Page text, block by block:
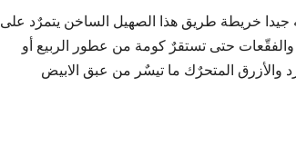
جيدا خريطة طريق هذا الصهيل الساخن يتمرٌد على
والفقّعات حتى تستقرٌ كومة من عطور الربيع أو
والأزرق المتحرٌك ما تيسٌر من عبق الابيض